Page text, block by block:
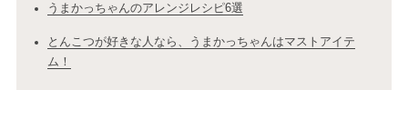
うまかっちゃんのアレンジレシピ6選
とんこつが好きな人なら、うまかっちゃんはマストアイテ
ム！